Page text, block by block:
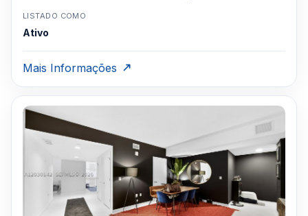
LISTADO COMO
Ativo
Mais Informações